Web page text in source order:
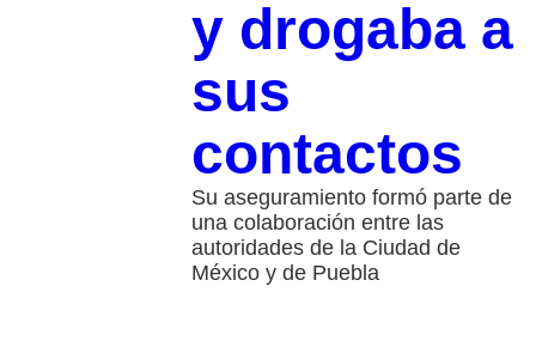
y drogaba a
sus
contactos
Su aseguramiento formó parte de
una colaboración entre las
autoridades de la Ciudad de
México y de Puebla